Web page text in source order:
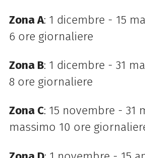
Zona A: 1 dicembre - 15
6 ore giornaliere
Zona B: 1 dicembre - 31
8 ore giornaliere
Zona C: 15 novembre - 31
massimo 10 ore